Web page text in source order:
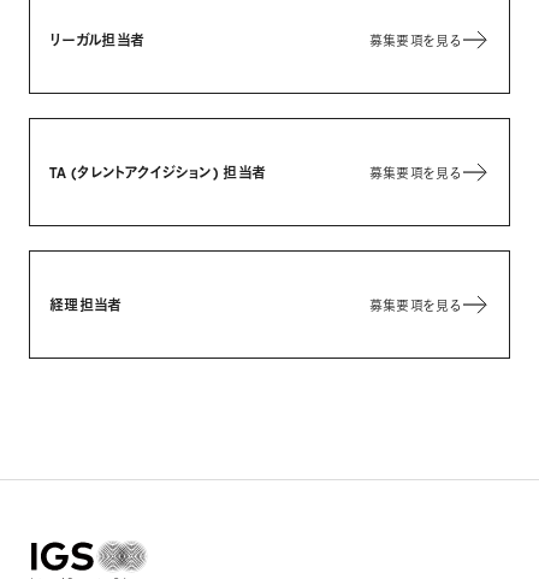
リーガル担当者 募集要項を見る
TA (タレントアクイジション) 担当者 募集要項を見る
経理担当者 募集要項を見る